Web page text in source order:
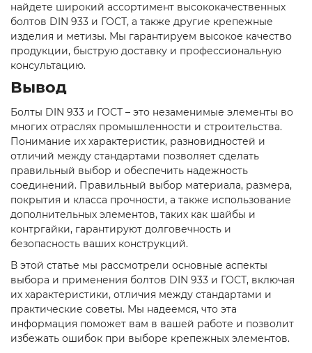
найдете широкий ассортимент высококачественных
болтов DIN 933 и ГОСТ, а также другие крепежные
изделия и метизы. Мы гарантируем высокое качество
продукции, быструю доставку и профессиональную
консультацию.
Вывод
Болты DIN 933 и ГОСТ – это незаменимые элементы во
многих отраслях промышленности и строительства.
Понимание их характеристик, разновидностей и
отличий между стандартами позволяет сделать
правильный выбор и обеспечить надежность
соединений. Правильный выбор материала, размера,
покрытия и класса прочности, а также использование
дополнительных элементов, таких как шайбы и
контргайки, гарантируют долговечность и
безопасность ваших конструкций.
В этой статье мы рассмотрели основные аспекты
выбора и применения болтов DIN 933 и ГОСТ, включая
их характеристики, отличия между стандартами и
практические советы. Мы надеемся, что эта
информация поможет вам в вашей работе и позволит
избежать ошибок при выборе крепежных элементов.